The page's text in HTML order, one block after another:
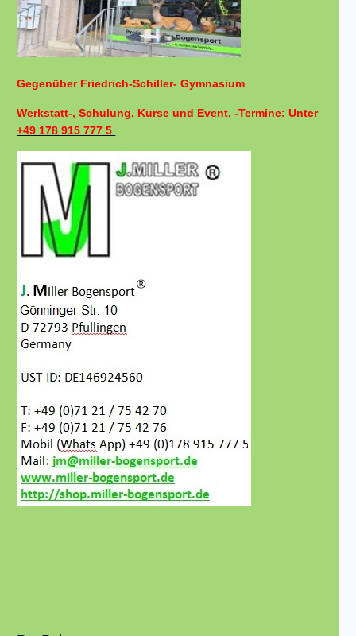
Gegenüber Friedrich-Schiller- Gymnasium
Werkstatt-, Schulung, Kurse und Event, -Termine: Unter
+49 178 915 777 5